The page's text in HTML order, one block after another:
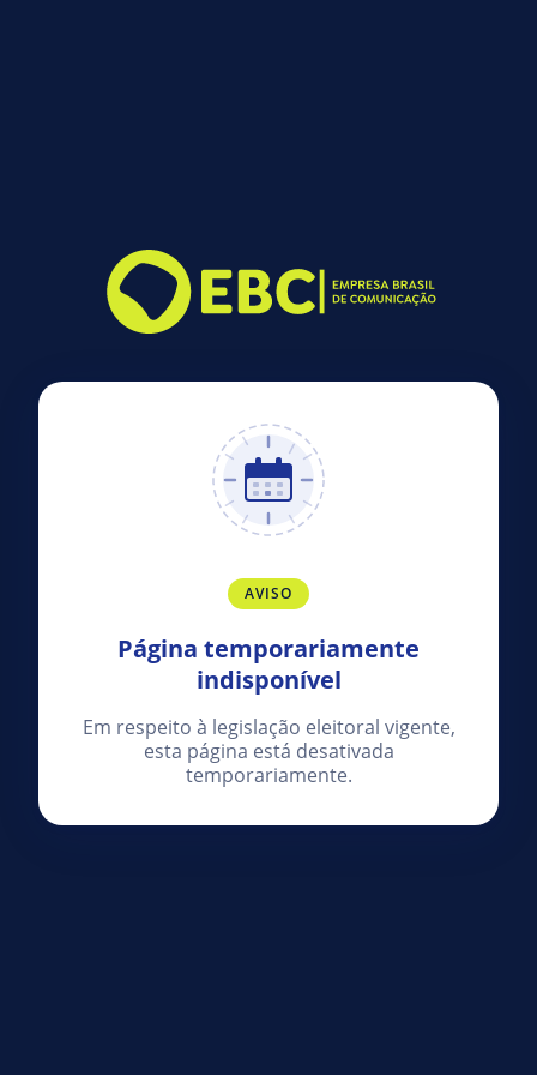
AVISO
Página temporariamente
indisponível
Em respeito à legislação eleitoral vigente,
esta página está desativada
temporariamente.